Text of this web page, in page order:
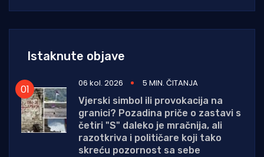
Istaknute objave
06 kol. 2026
5 MIN. ČITANJA
Vjerski simbol ili provokacija na
granici? Pozadina priče o zastavi s
četiri "S" daleko je mračnija, ali
razotkriva i političare koji tako
skreću pozornost sa sebe